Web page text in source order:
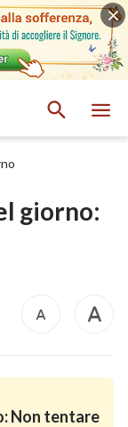
giorno:
Non tentare